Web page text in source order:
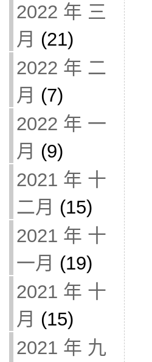
2022 年 三
月 (21)
2022 年 二
月 (7)
2022 年 一
月 (9)
2021 年 十
二月 (15)
2021 年 十
一月 (19)
2021 年 十
月 (15)
2021 年 九